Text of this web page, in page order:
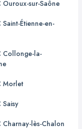
Ouroux-sur-Saône
Saint-Étienne-en-
Collonge-la-
Morlet
Saisy
Charnay-lès-Chalon